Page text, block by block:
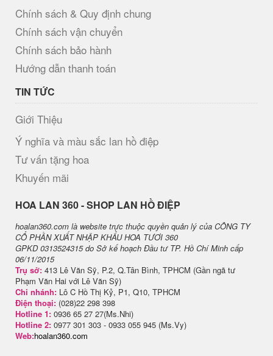
Chính sách & Quy định chung
Chính sách vận chuyển
Chính sách bảo hành
Hướng dẫn thanh toán
TIN TỨC
Giới Thiệu
Ý nghĩa và màu sắc lan hồ điệp
Tư vấn tặng hoa
Khuyến mãi
H​OA LAN 360 - SHOP LAN HỒ ĐIỆP
hoalan360.com là website trực thuộc quyền quản lý của CÔNG TY
CỔ PHẦN XUẤT NHẬP KHẨU HOA TƯƠI 360
GPKD 0313524315 do Sở kế hoạch Đầu tư TP. Hồ Chí Minh cấp
06/11/2015
Trụ sở: 413 Lê Văn Sỹ, P.2, Q.Tân Bình, TPHCM (Gần ngã tư
Phạm Văn Hai với Lê Văn Sỹ)
Chi nhánh: Lô C Hồ Thị Kỷ, P1, Q10, TPHCM
Điện thoại: (028)22 298 398
Hotline 1: 0936 65 27 27(Ms.Nhi)
Hotline 2: 0977 301 303 - 0933 055 945 (Ms.Vy)
Web:hoalan360.com